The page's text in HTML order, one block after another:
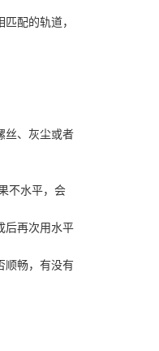
配的轨道，
丝、灰尘或者
不水平，会
后再次用水平
顺畅，有没有